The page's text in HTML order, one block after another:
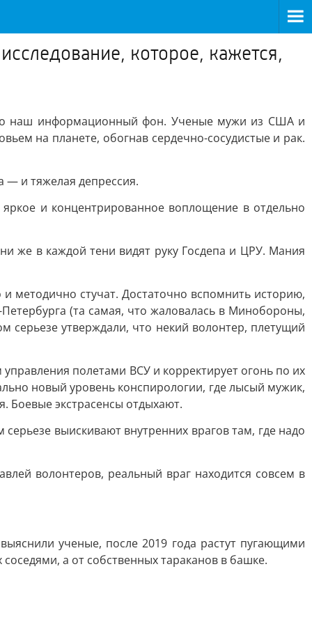
которое, кажется,
наш информационный фон. Ученые мужи из США и
на планете, обогнав сердечно-сосудистые и рак.
— и тяжелая депрессия.
и концентрированное воплощение в отдельно
же в каждой тени видят руку Госдепа и ЦРУ. Мания
методично стучат. Достаточно вспомнить историю,
(та самая, что жаловалась в Минобороны,
утверждали, что некий волонтер, плетущий
полетами ВСУ и корректирует огонь по их
новый уровень конспирологии, где лысый мужик,
Боевые экстрасенсы отдыхают.
выискивают внутренних врагов там, где надо
волонтеров, реальный враг находится совсем в
ученые, после 2019 года растут пугающими
а от собственных тараканов в башке.